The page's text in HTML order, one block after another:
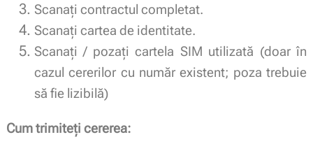
Scanați contractul completat.
Scanați cartea de identitate.
Scanați / pozați cartela SIM utilizată (doar în
cazul cererilor cu număr existent; poza trebuie
să fie lizibilă)
Cum trimiteți cererea: